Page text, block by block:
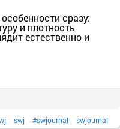
сразу:
и плотность
естественно и
swj #swjournal swjournal